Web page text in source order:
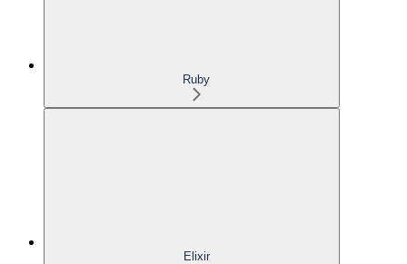
Ruby
Elixir